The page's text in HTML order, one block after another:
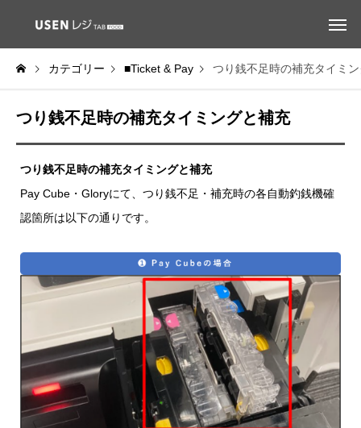
カテゴリー ■Ticket & Pay つり銭不足時の補充タイミ
つり銭不足時の補充タイミングと補充
つり銭不足時の補充タイミングと補充
Pay Cube・Gloryにて、つり銭不足・補充時の各自動釣銭機確
認箇所は以下の通りです。